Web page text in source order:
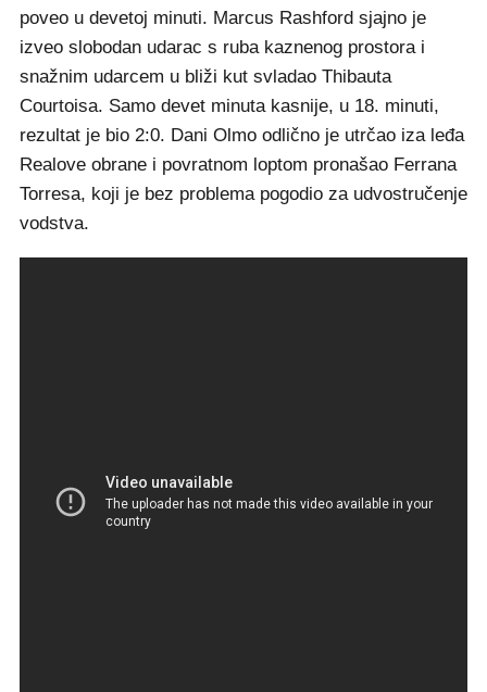
poveo u devetoj minuti. Marcus Rashford sjajno je
izveo slobodan udarac s ruba kaznenog prostora i
snažnim udarcem u bliži kut svladao Thibauta
Courtoisa. Samo devet minuta kasnije, u 18. minuti,
rezultat je bio 2:0. Dani Olmo odlično je utrčao iza leđa
Realove obrane i povratnom loptom pronašao Ferrana
Torresa, koji je bez problema pogodio za udvostručenje
vodstva.